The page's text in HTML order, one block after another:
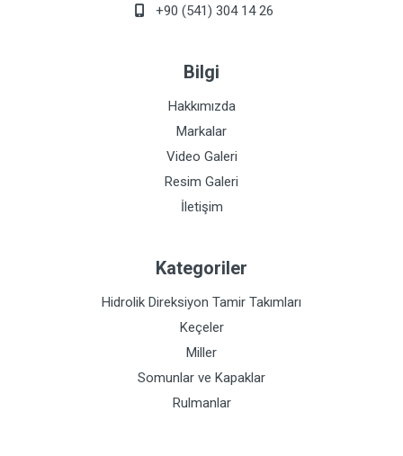
+90 (541) 304 14 26
Bilgi
Hakkımızda
Markalar
Video Galeri
Resim Galeri
İletişim
Kategoriler
Hidrolik Direksiyon Tamir Takımları
Keçeler
Miller
Somunlar ve Kapaklar
Rulmanlar